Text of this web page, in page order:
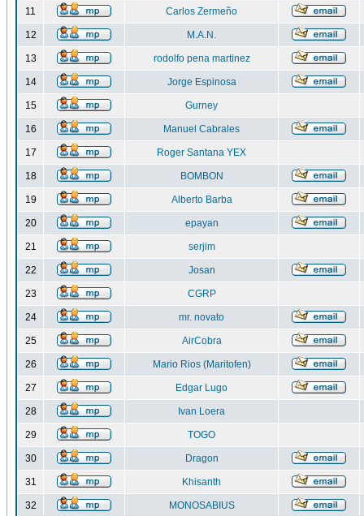
11 Carlos Zermeño
12 M.A.N.
13 rodolfo pena martinez
14 Jorge Espinosa
15 Gurney
16 Manuel Cabrales
17 Roger Santana YEX
18 BOMBON
19 Alberto Barba
20 epayan
21 serjim
22 Josan
23 CGRP
24 mr. novato
25 AirCobra
26 Mario Rios (Maritofen)
27 Edgar Lugo
28 Ivan Loera
29 TOGO
30 Dragon
31 Khisanth
32 MONOSABIUS